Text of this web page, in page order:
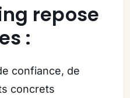
repose
:
confiance, de
concrets